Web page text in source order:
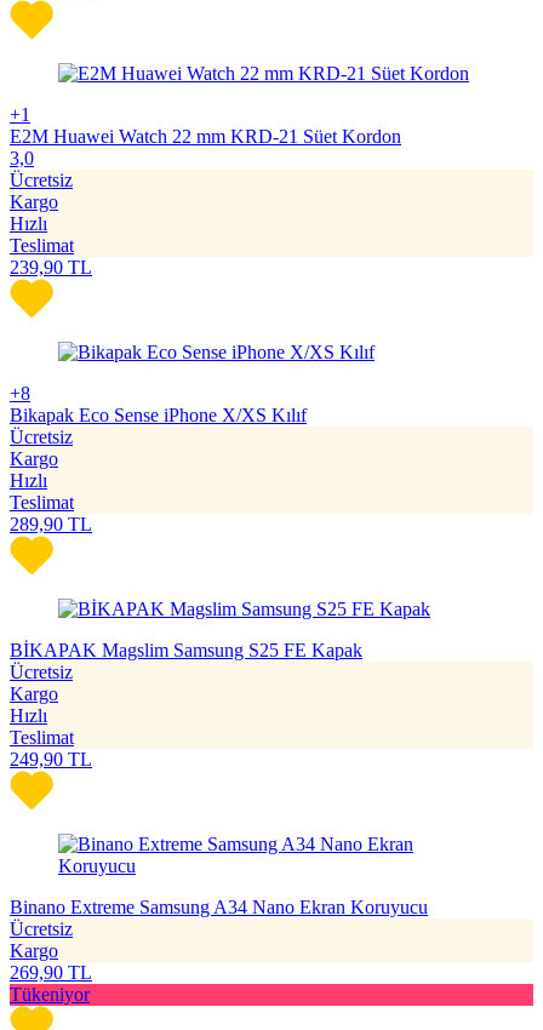
+1
E2M Huawei Watch 22 mm KRD-21 Süet Kordon
3,0
Ücretsiz
Kargo
Hızlı
Teslimat
239,90 TL
+8
Bikapak Eco Sense iPhone X/XS Kılıf
Ücretsiz
Kargo
Hızlı
Teslimat
289,90 TL
BİKAPAK Magslim Samsung S25 FE Kapak
Ücretsiz
Kargo
Hızlı
Teslimat
249,90 TL
Binano Extreme Samsung A34 Nano Ekran Koruyucu
Ücretsiz
Kargo
269,90 TL
Tükeniyor